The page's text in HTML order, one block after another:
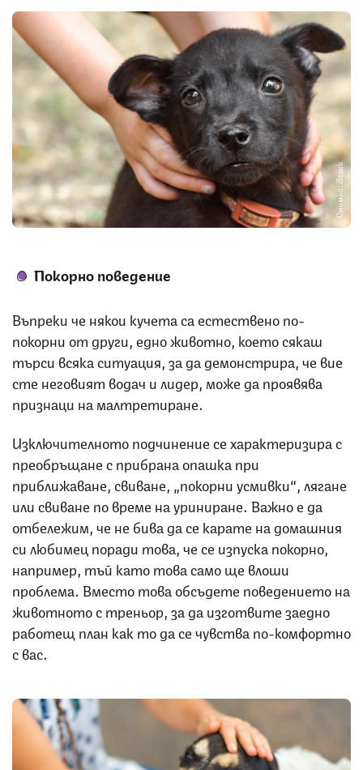
Снимка: iStock
Покорно поведение
Въпреки че някои кучета са естествено по-
покорни от други, едно животно, което сякаш
търси всяка ситуация, за да демонстрира, че вие
сте неговият водач и лидер, може да проявява
признаци на малтретиране.
Изключителното подчинение се характеризира с
преобръщане с прибрана опашка при
приближаване, свиване, „покорни усмивки“, лягане
или свиване по време на уриниране. Важно е да
отбележим, че не бива да се карате на домашния
си любимец поради това, че се изпуска покорно,
например, тъй като това само ще влоши
проблема. Вместо това обсъдете поведението на
животното с треньор, за да изготвите заедно
работещ план как то да се чувства по-комфортно
с вас.